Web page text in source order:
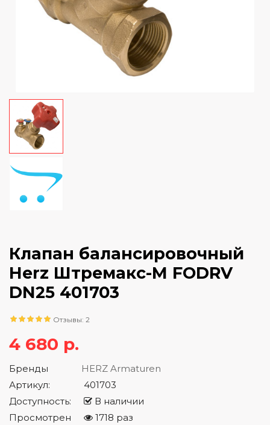
Клапан балансировочный
Herz Штремакс-M FODRV
DN25 401703
Отзывы: 2
4 680 р.
Бренды
HERZ Armaturen
Артикул:
401703
Доступность:
В наличии
Просмотрен
1718 раз